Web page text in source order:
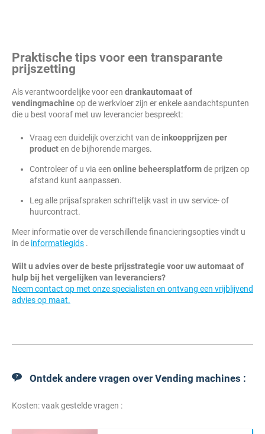
Praktische tips voor een transparante
prijszetting
Als verantwoordelijke voor een drankautomaat of
vendingmachineop de werkvloer zijn er enkele aandachtspunten
die u best vooraf met uw leverancier bespreekt:
Vraag een duidelijk overzicht van de inkoopprijzen per
producten de bijhorende marges.
Controleer of u via een online beheersplatformde prijzen op
afstand kunt aanpassen.
Leg alle prijsafspraken schriftelijk vast in uw service- of
huurcontract.
Meer informatie over de verschillende financieringsopties vindt u
in de informatiegids .
Wilt u advies over de beste prijsstrategie voor uw automaat of
hulp bij het vergelijken van leveranciers?
Neem contact op met onze specialisten en ontvang een vrijblijvend
advies op maat.
Ontdek andere vragen over Vending machines :
Kosten: vaak gestelde vragen :